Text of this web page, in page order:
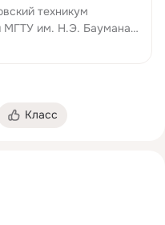
техникум
МГТУ им. Н.Э. Баумана
Класс